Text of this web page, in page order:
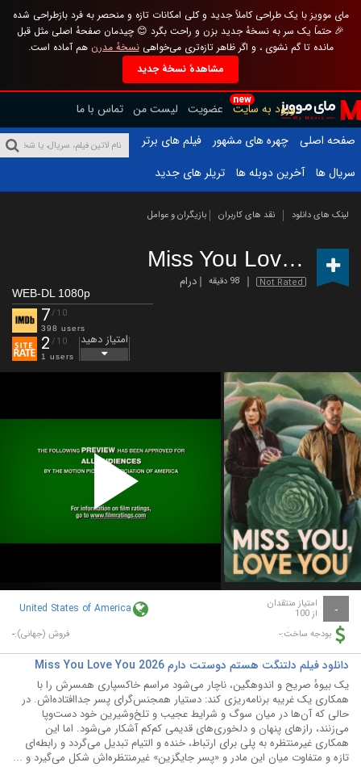
مای موویز با یک طراحی کاملاً جدید و کلی امکانات تازه و منحصر به فرد بازطراحی شده
🎉 حتماً یک سر به نسخهٔ جدید بزن و راحت بگرد 😊 چیدمان صفحهٔ اصلی مثل قبل
مانده تا گم نشوی ، و اگر ظاهر تازه‌تری می‌خواهینسخهٔ مدرن هم آماده است.
مشاهدهٔ نسخهٔ جدید
new
ورود به سایت عضویت لیست من تماس با ما
صفحه اصلی
چهره های مشهور
فیلم های برتر
سریال ها
آخرین دوبله ها تریلر های جدید
لینک های دانلود نقد های کاربران بازیگران و عوامل
Miss You Love You
Not Rated 98 دقیقه درام
WEB-DL 1080p
7/10
398 users
2 /10
1 users
امتیاز دهید
Play
Video
- امتیاز منتقدان
از 100 United States of America
بودجه ساخت:- فروش (جهانی):-
دانلود فیلم دلتنگت هستم دوستت دارم Miss You Love You 2026
یک بیوهٔ صریح و اندوهگین، ناچار می‌شود مراسم خاکسپاری همسرش را با
همکاری یک غریبه برنامه‌ریزی کند: دستیار همجنس‌گرای پسر جداافتاده‌اش. در
حالی که آن‌ها در میان سوگ و شرایط عجیب و تلخ‌وشیرین خود دست‌وپا
می‌زنند، رازهای پنهان و دلخوری‌های قدیمی کم‌کم آشکار می‌شود. اما این
همکاری غیرمنتظره به پلی برای ارتباط، خنده و التیام تبدیل می‌گردد و رابطه‌ای
تازه و متفاوت میان این مادر و «پسر جایگزین» غیرمنتظره‌اش شکل می‌گیرد و ...